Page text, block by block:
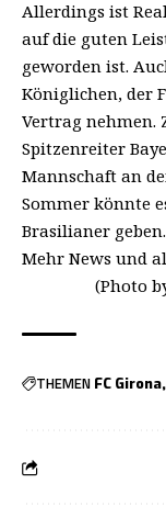
Allerdings ist
auf die guten
geworden ist.
Königlichen, der
Vertrag nehmen.
Spitzenreiter
Mannschaft an
Sommer könnte
Brasilianer geben.
Mehr News und
(Photo
THEMEN FC Girona